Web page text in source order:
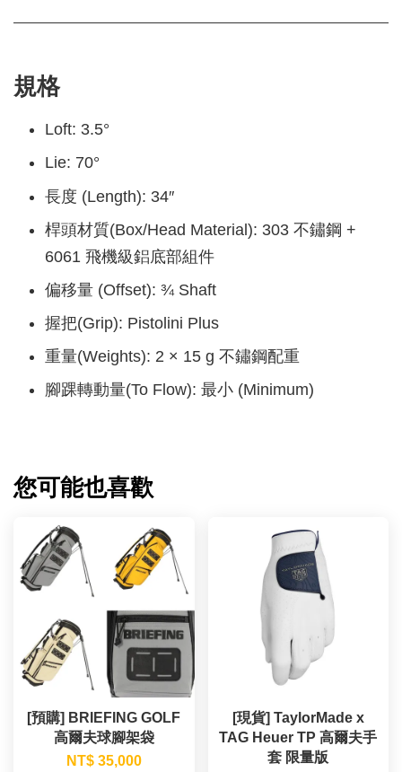
規格
Loft: 3.5°
Lie: 70°
長度 (Length): 34″
桿頭材質(Box/Head Material): 303 不鏽鋼 +
6061 飛機級鋁底部組件
偏移量 (Offset): ¾ Shaft
握把(Grip): Pistolini Plus
重量(Weights): 2 × 15 g 不鏽鋼配重
腳踝轉動量(To Flow): 最小 (Minimum)
您可能也喜歡
[預購] BRIEFING GOLF
高爾夫球腳架袋
NT$ 35,000
[現貨] TaylorMade x
TAG Heuer TP 高爾夫手
套 限量版